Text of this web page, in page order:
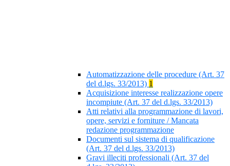
Automatizzazione delle procedure (Art. 37
del d.lgs. 33/2013) 1
Acquisizione interesse realizzazione opere
incompiute (Art. 37 del d.lgs. 33/2013)
Atti relativi alla programmazione di lavori,
opere, servizi e forniture / Mancata
redazione programmazione
Documenti sul sistema di qualificazione
(Art. 37 del d.lgs. 33/2013)
Gravi illeciti professionali (Art. 37 del